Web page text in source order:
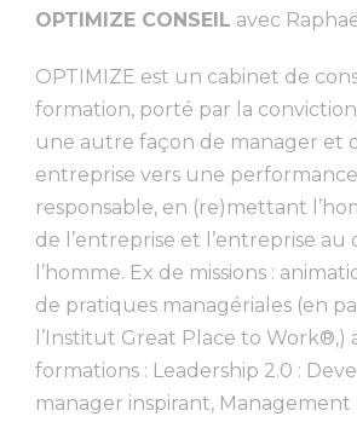
OPTIMIZE CONSEIL avec
OPTIMIZE est un cabinet de
formation, porté par la conviction
une autre façon de manager et
entreprise vers une
responsable, en (re)mettant
de l’entreprise et l’entreprise
l’homme. Ex de missions :
de pratiques managériales (en
l’Institut Great Place to Work®,)
formations : Leadership 2.0 :
manager inspirant, Management